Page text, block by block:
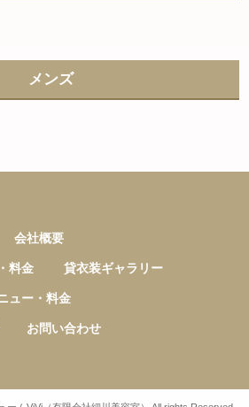
メンズ
会社概要
料金 貸衣装ギャラリー
ュー・料金
お問い合わせ